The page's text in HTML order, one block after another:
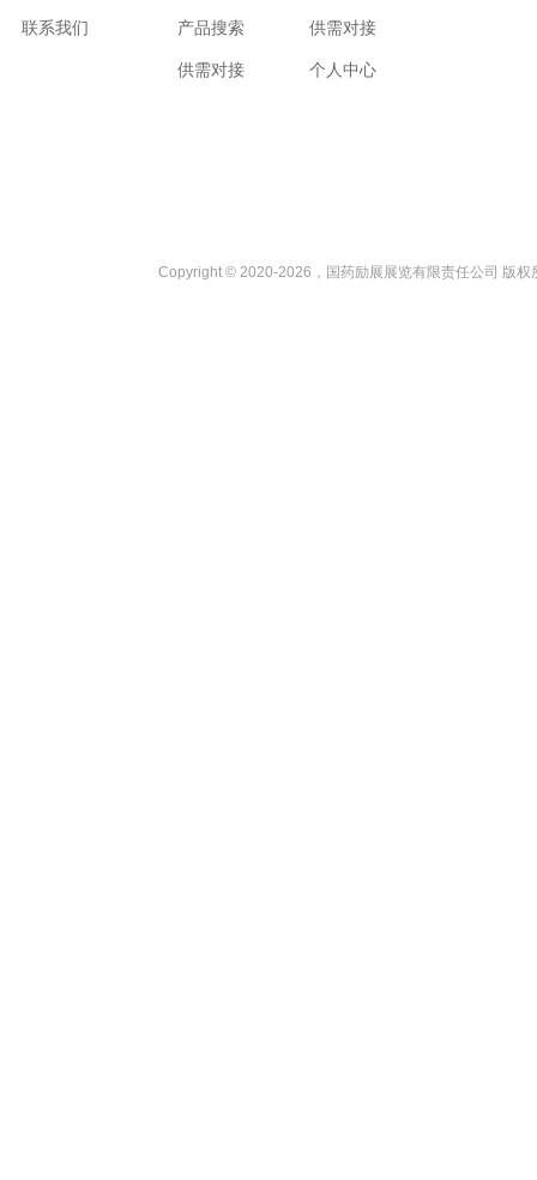
联系我们 产品搜索
供需对接
供需对接
个人中心
Copyright © 2020-2026，国药励展展览有限责任公司 版权